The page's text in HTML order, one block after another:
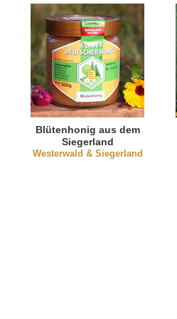
(flüssig)
Blütenhonig aus dem
Siegerland
Westerwald & Siegerland